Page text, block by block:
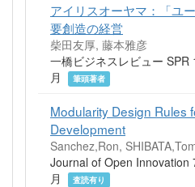
アイリスオーヤマ：「ユ
要創造の経営
柴田友厚, 藤本雅彦
一橋ビジネスレビュー
月
筆頭著者
Modularity Design Rules
Development
Sanchez,Ron,
Journal of Open Innovation
月
査読有り